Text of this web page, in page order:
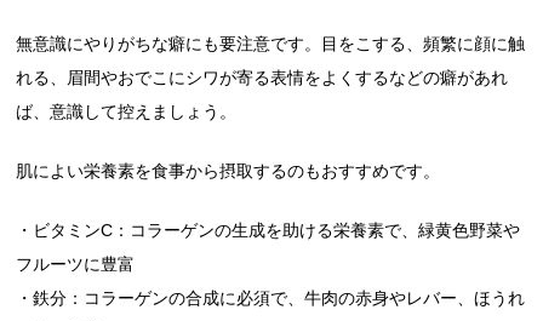
無意識にやりがちな癖にも要注意です。目をこする、頻繁に顔に触
れる、眉間やおでこにシワが寄る表情をよくするなどの癖があれ
ば、意識して控えましょう。
肌によい栄養素を食事から摂取するのもおすすめです。
・ビタミンC：コラーゲンの生成を助ける栄養素で、緑黄色野菜や
フルーツに豊富
・鉄分：コラーゲンの合成に必須で、牛肉の赤身やレバー、ほうれ